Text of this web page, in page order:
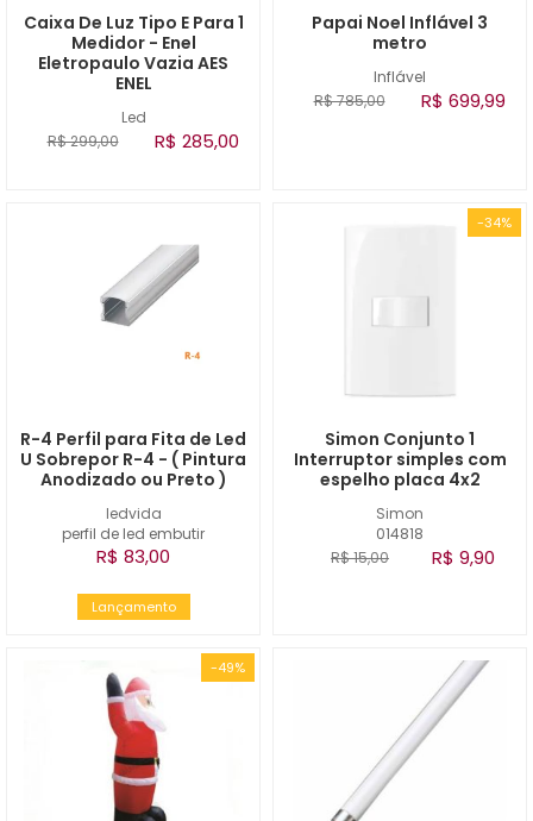
Led
Caixa De Luz Tipo E Para 1
Medidor - Enel
Eletropaulo Vazia AES
ENEL
R$ 299,00 R$ 285,00
Inflável
Papai Noel Inflável 3
metro
R$ 785,00 R$ 699,99
ledvida
perfil de led embutir
R-4 Perfil para Fita de Led
U Sobrepor R-4 - ( Pintura
Anodizado ou Preto )
R$ 83,00
Lançamento
-34%
Simon
014818
Simon Conjunto 1
Interruptor simples com
espelho placa 4x2
R$ 15,00 R$ 9,90
-49%